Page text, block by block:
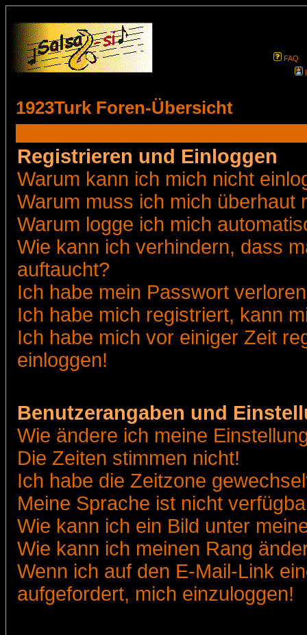
FAQ
1923Turk Foren-Übersicht
Registrieren und Einloggen
Warum kann ich mich nicht
Warum muss ich mich überhaut
Warum logge ich mich
Wie kann ich verhindern, dass
auftaucht?
Ich habe mein Passwort
Ich habe mich registriert, kann
Ich habe mich vor einiger Zeit
einloggen!
Benutzerangaben und
Wie ändere ich meine
Die Zeiten stimmen nicht!
Ich habe die Zeitzone
Meine Sprache ist nicht
Wie kann ich ein Bild unter
Wie kann ich meinen Rang
Wenn ich auf den E-Mail-Link
aufgefordert, mich einzuloggen!